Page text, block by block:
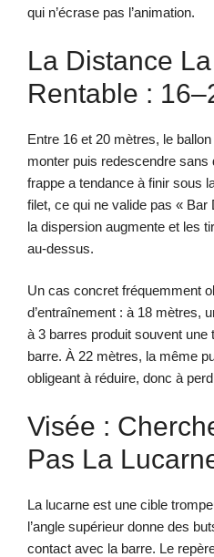
qui n’écrase pas l’animation.
La Distance
Rentable :
Entre 16 et 20 mètres, le
monter puis redescendre
frappe a tendance à finir sous
filet, ce qui ne valide pas « Bar
la dispersion augmente et les
au-dessus.
Un cas concret fréquemment
d’entraînement : à 18 mètres,
à 3 barres produit souvent une
barre. À 22 mètres, la même
obligeant à réduire, donc à
Visée :
Pas La
La lucarne est une cible
l’angle supérieur donne des
contact avec la barre. Le